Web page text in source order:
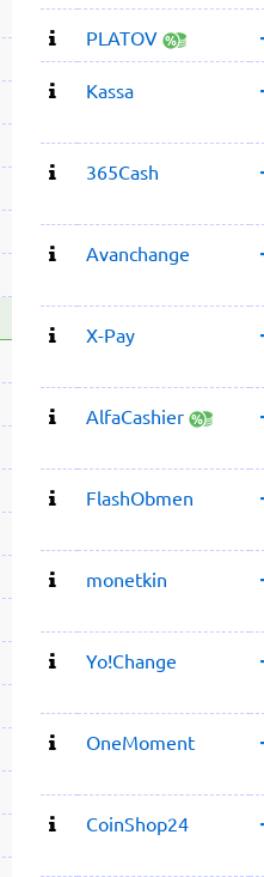
PLATOV
Kassa
365Cash
Avanchange
X-Pay
AlfaCashier
FlashObmen
monetkin
Yo!Change
OneMoment
CoinShop24